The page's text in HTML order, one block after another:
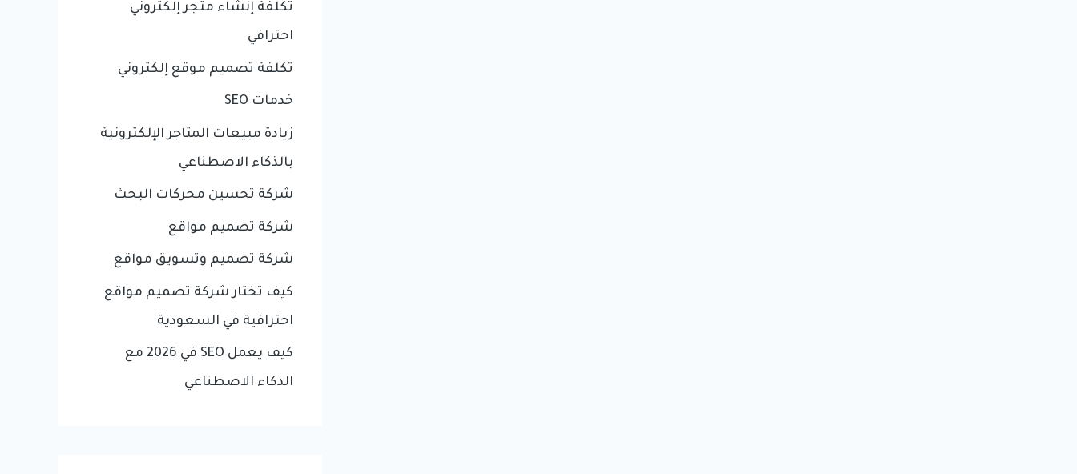
تكلفة إنشاء متجر إلكتروني
احترافي
تكلفة تصميم موقع إلكتروني
خدمات SEO
زيادة مبيعات المتاجر الإلكترونية
بالذكاء الاصطناعي
شركة تحسين محركات البحث
شركة تصميم مواقع
شركة تصميم وتسويق مواقع
كيف تختار شركة تصميم مواقع
احترافية في السعودية
كيف يعمل SEO في 2026 مع
الذكاء الاصطناعي